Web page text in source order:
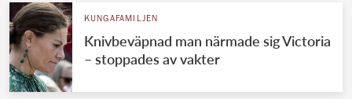
KUNGAFAMILJEN
Knivbeväpnad man närmade sig Victoria
– stoppades av vakter